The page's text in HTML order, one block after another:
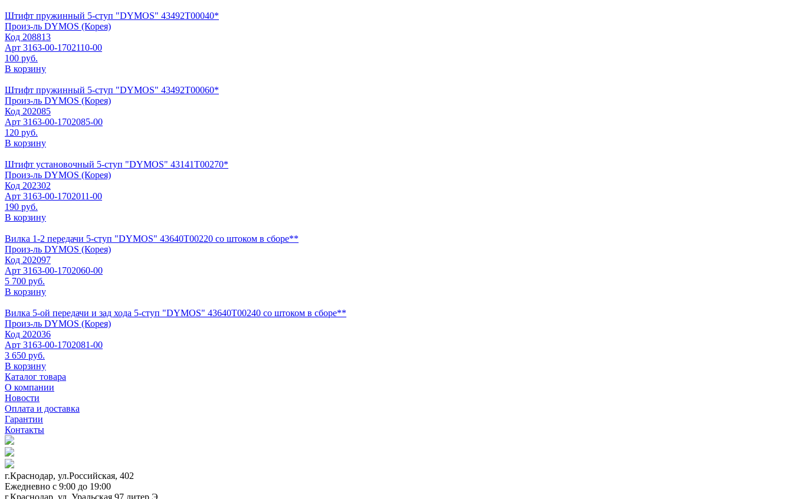
Штифт пружинный 5-ступ "DYMOS" 43492Т00040*
Произ-ль DYMOS (Корея)
Код 208813
Арт 3163-00-1702110-00
100 руб.
В корзину
Штифт пружинный 5-ступ "DYMOS" 43492Т00060*
Произ-ль DYMOS (Корея)
Код 202085
Арт 3163-00-1702085-00
120 руб.
В корзину
Штифт установочный 5-ступ "DYMOS" 43141Т00270*
Произ-ль DYMOS (Корея)
Код 202302
Арт 3163-00-1702011-00
190 руб.
В корзину
Вилка 1-2 передачи 5-ступ "DYMOS" 43640Т00220 со штоком в сборе**
Произ-ль DYMOS (Корея)
Код 202097
Арт 3163-00-1702060-00
5 700 руб.
В корзину
Вилка 5-ой передачи и зад хода 5-ступ "DYMOS" 43640Т00240 со штоком в сборе**
Произ-ль DYMOS (Корея)
Код 202036
Арт 3163-00-1702081-00
3 650 руб.
В корзину
Каталог товара
О компании
Новости
Оплата и доставка
Гарантии
Контакты
г.Краснодар, ул.Российская, 402
Ежедневно c 9:00 до 19:00
г.Краснодар, ул. Уральская 97 литер Э